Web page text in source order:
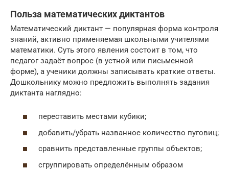
Польза математических диктантов
Математический диктант — популярная форма контроля
знаний, активно применяемая школьными учителями
математики. Суть этого явления состоит в том, что
педагог задаёт вопрос (в устной или письменной
форме), а ученики должны записывать краткие ответы.
Дошкольнику можно предложить выполнять задания
диктанта наглядно:
переставить местами кубики;
добавить/убрать названное количество пуговиц;
сравнить представленные группы объектов;
сгруппировать определённым образом